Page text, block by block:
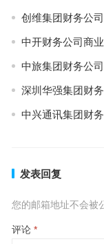
创维集团财务公
中开财务公司商
中旅集团财务公
深圳华强集团财
中兴通讯集团财
发表回复
您的邮箱地址不会被
评论 *